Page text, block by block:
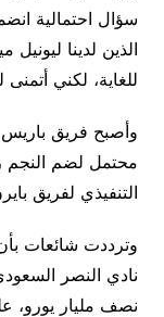
سؤال احتمالية
الذين لدينا
للغاية، لكني أتمنى
وأصبح فريق
محتمل لضم النجم
التنفيذي لفريق
وترددت شائعات
نصف مليار يورو،